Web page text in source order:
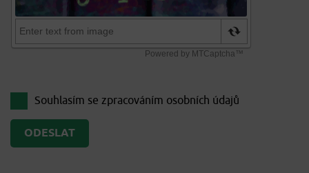
Souhlasím se zpracováním osobních údajů